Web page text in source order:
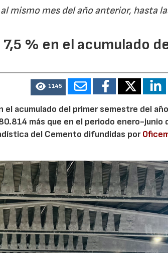
mismo mes del año anterior, hasta
% en el acumulado
1145
acumulado del primer semestre del
más que en el periodo enero-junio
del Cemento difundidas por